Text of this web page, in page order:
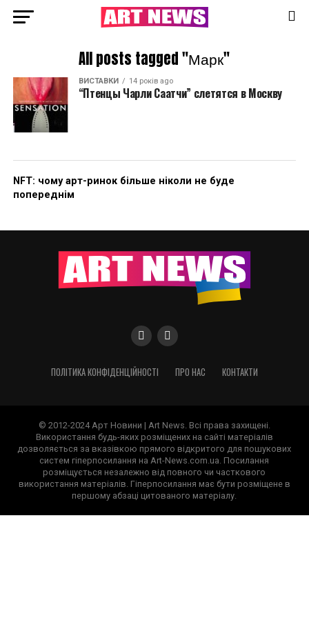
All posts tagged "Марк"
ВИСТАВКИ 14 років ago
“Птенцы Чарли Саатчи” слетятся в Москву
NFT: чому арт-ринок більше ніколи не буде
попереднім
ПОЛІТИКА КОНФІДЕНЦІЙНОСТІ ПРО НАС КОНТАКТИ
© 2012-2024 Арт Новини | Art News. Всі права захищені.
Використання будь-яких розміщених на сайті матеріалів
дозволяється за вказівкою прямого відкритого для пошукових
систем гіперпосилання на Art-News.com.ua. Посилання
розміщується незалежно від повного чи часткового
використання матеріалів. Гіперпосилання має бути розміщене в
першому абзаці цитованого матеріалу.